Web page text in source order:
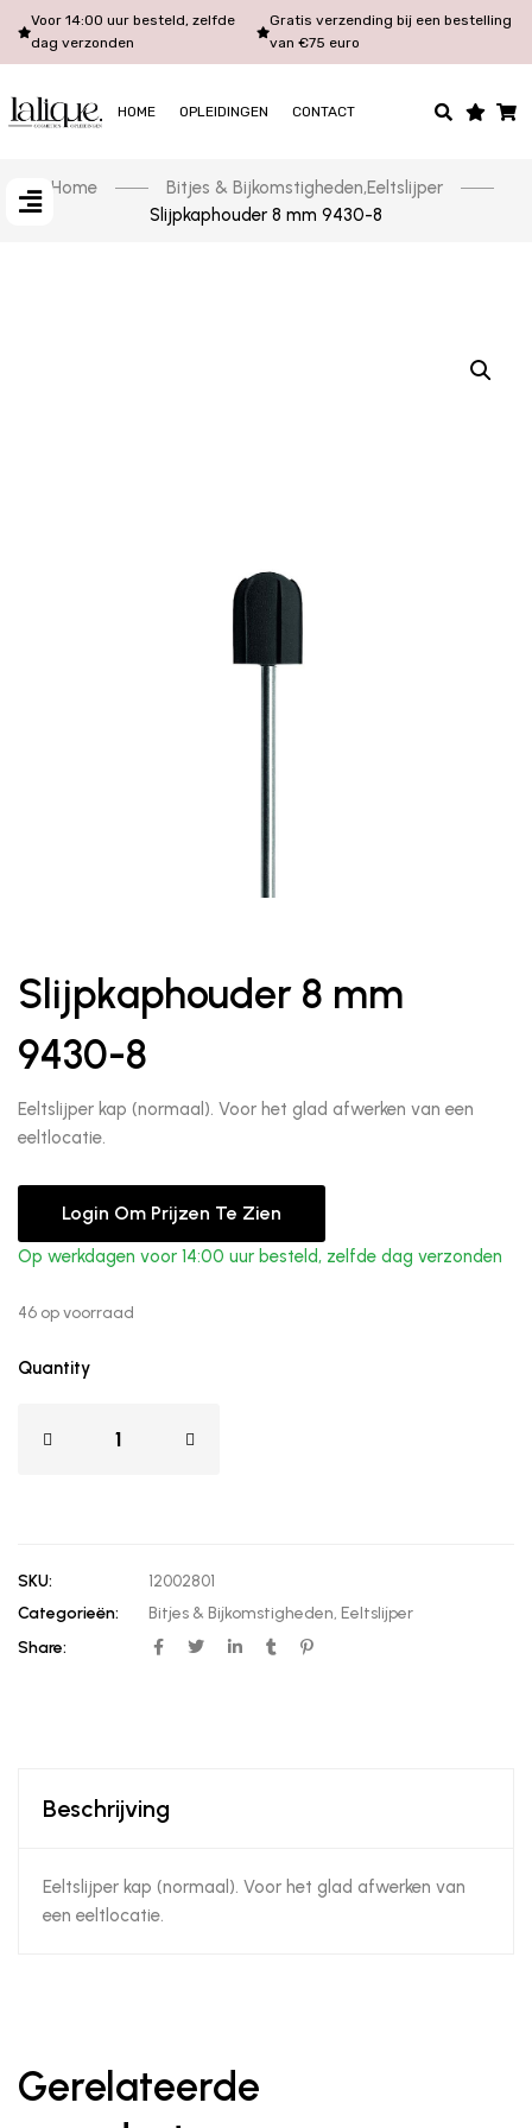
Voor 14:00 uur besteld, zelfde
dag verzonden
Gratis verzending bij een bestelling
van €75 euro
HOME OPLEIDINGEN CONTACT
Home Bitjes & Bijkomstigheden,Eeltslijper
Slijpkaphouder 8 mm 9430-8
Slijpkaphouder 8 mm
9430-8
Eeltslijper kap (normaal). Voor het glad afwerken van een
eeltlocatie.
Login Om Prijzen Te Zien
Op werkdagen voor 14:00 uur besteld, zelfde dag verzonden
46 op voorraad
Quantity
SKU:
12002801
Categorieën:
Bitjes & Bijkomstigheden, Eeltslijper
Share:
Beschrijving
Eeltslijper kap (normaal). Voor het glad afwerken van
een eeltlocatie.
Gerelateerde